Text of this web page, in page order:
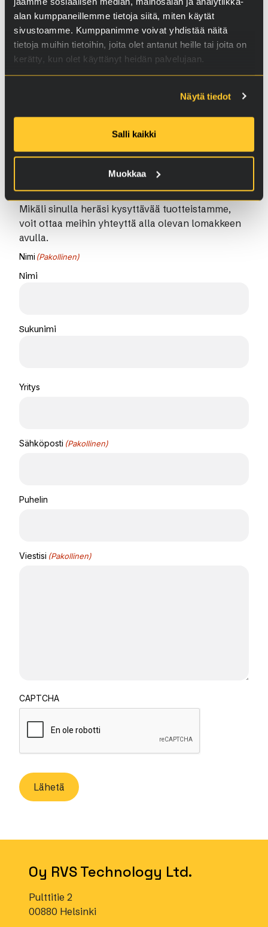
alan kumppaneillemme tietoja siitä, miten käytät
sivustoamme. Kumppanimme voivat yhdistää näitä
tietoja muihin tietoihin, joita olet antanut heille tai joita on
kerätty, kun olet käyttänyt heidän palvelujaan.
Näytä tiedot
Salli kaikki
Muokkaa
KYSYTTÄVÄÄ?
Ota yhteyttä
Mikäli sinulla heräsi kysyttävää tuotteistamme,
voit ottaa meihin yhteyttä alla olevan lomakkeen
avulla.
Nimi (Pakollinen)
Nimi
Sukunimi
Yritys
Sähköposti (Pakollinen)
Puhelin
Viestisi (Pakollinen)
CAPTCHA
Lähetä
Oy RVS Technology Ltd.
Pulttitie 2
00880 Helsinki